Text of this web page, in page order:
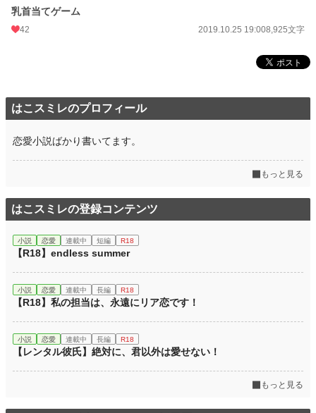
初回公開日時
月間ポイント 21,317 pt (2,218 位)
累計ポイント 461,010 pt (11,151 位)
乳首当てゲーム
42 2019.10.25 19:008,925文字
はこスミレのプロフィール
恋愛小説ばかり書いてます。
もっと見る
はこスミレの登録コンテンツ
小説 恋愛 連載中 短編 R18
【R18】endless summer
小説 恋愛 連載中 長編 R18
【R18】私の担当は、永遠にリア恋です！
小説 恋愛 連載中 長編 R18
【レンタル彼氏】絶対に、君以外は愛せない！
もっと見る